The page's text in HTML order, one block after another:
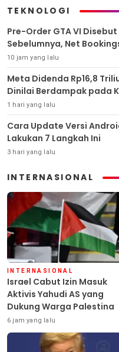
TEKNOLOGI
Pre-Order GTA VI
Sebelumnya, Net
10 jam yang lalu
Meta Didenda Rp16,8
Dinilai Berdampak pada
1 hari yang lalu
Cara Update Versi
Lakukan 7 Langkah Ini
3 hari yang lalu
INTERNASIONAL
INTERNASIONAL
Israel Cabut Izin Masuk
Aktivis Yahudi AS yang
Dukung Warga Palestina
6 jam yang lalu